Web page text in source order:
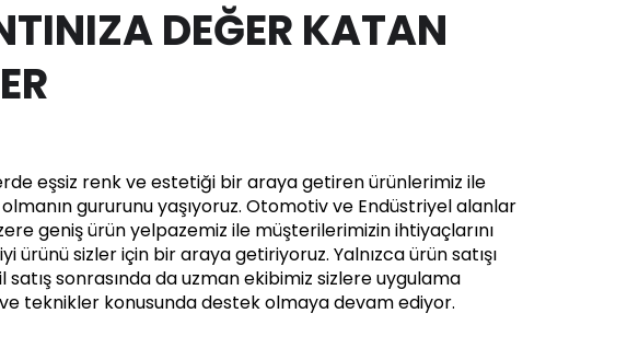
DEĞER KATAN
eşsiz renk ve estetiği bir araya getiren ürünlerimiz ile
gururunu yaşıyoruz. Otomotiv ve Endüstriyel alanlar
geniş ürün yelpazemiz ile müşterilerimizin ihtiyaçlarını
ürünü sizler için bir araya getiriyoruz. Yalnızca ürün satışı
satış sonrasında da uzman ekibimiz sizlere uygulama
ve teknikler konusunda destek olmaya devam ediyor.